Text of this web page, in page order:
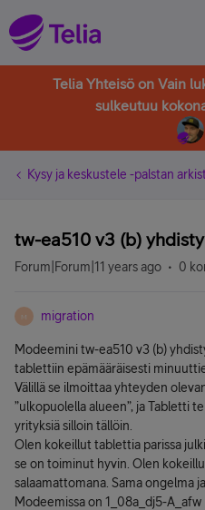
Telia Yhteisö on Vain
sulkeutuu
Kysy ja keskustele -palstan
tw-ea510 v3 (b)
Forum|Forum|11 years ago 0
M migration
Modeemini tw-ea510 v3 (b)
tablettiin epämääräisesti
Välillä se ilmoittaa yhteyden
”ulkopuolella alueen”, ja Tabletti
yrityksiä silloin tällöin.
Olen kokeillut tablettia parissa
se on toiminut hyvin. Olen
salaamattomana. Sama ongelma
Modeemissa on 1_08a_dj5-